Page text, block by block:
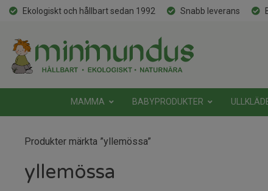
Ekologiskt och hållbart sedan 1992 Snabb leverans
MAMMA BABYPRODUKTER
Produkter märkta ”yllemössa”
yllemössa